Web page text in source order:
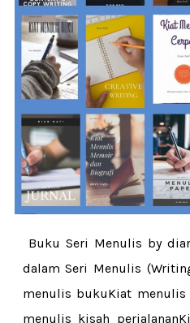
Buku Seri Menulis by
dalam Seri Menulis
menulis bukuKiat
menulis kisah